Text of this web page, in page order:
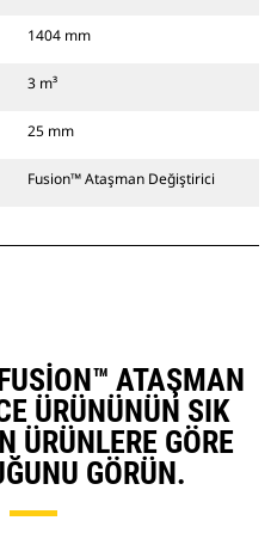
1404 mm
3 m³
25 mm
Fusion™ Ataşman Değiştirici
ATAŞMAN
ÜRÜNÜNÜN SIK
ÜRÜNLERE GÖRE
GÖRÜN.